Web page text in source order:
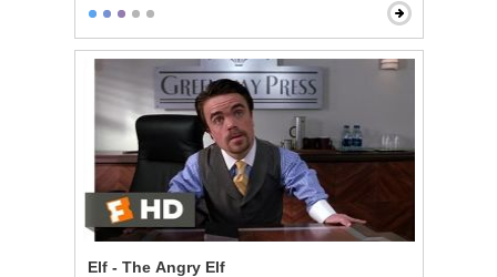
Elf - The Angry Elf